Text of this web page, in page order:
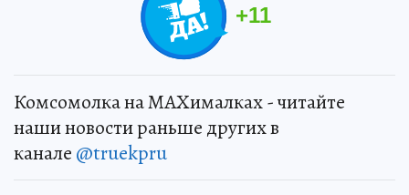
+11
Комсомолка на MAXималках - читайте
наши новости раньше других в
канале @truekpru